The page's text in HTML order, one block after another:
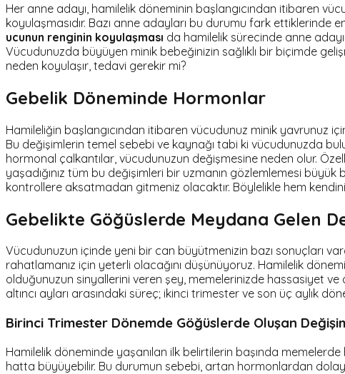
Her anne adayı, hamilelik döneminin başlangıcından itibaren
koyulaşmasıdır. Bazı anne adayları bu durumu fark
ucunun renginin koyulaşması da hamilelik sürecinde anne
Vücudunuzda büyüyen minik bebeğinizin sağlıklı bir biçimde
neden koyulaşır, tedavi gerekir mi?
Gebelik Döneminde Hormonlar
Hamileliğin başlangıcından itibaren vücudunuz minik yavrunuz
Bu değişimlerin temel sebebi ve kaynağı tabi ki vücudunuzda
hormonal çalkantılar, vücudunuzun değişmesine neden olur.
yaşadığınız tüm bu değişimleri bir uzmanın gözlemlemesi
kontrollere aksatmadan gitmeniz olacaktır. Böylelikle hem
Gebelikte Göğüslerde Meydana Gelen
Vücudunuzun içinde yeni bir can büyütmenizin bazı sonuçları
rahatlamanız için yeterli olacağını düşünüyoruz. Hamilelik
olduğunuzun sinyallerini veren şey, memelerinizde hassasiyet ve
altıncı ayları arasındaki süreç; ikinci trimester ve son üç aylık
Birinci Trimester Dönemde Göğüslerde Oluşan
Hamilelik döneminde yaşanılan ilk belirtilerin başında
hatta büyüyebilir. Bu durumun sebebi, artan hormonlardan